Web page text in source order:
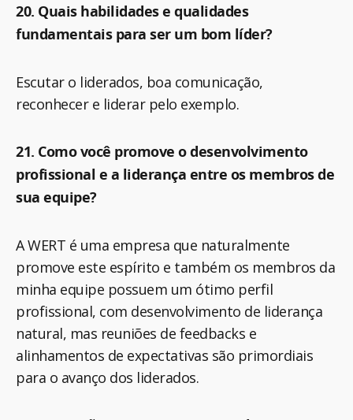
20. Quais habilidades e qualidades
fundamentais para ser um bom líder?
Escutar o liderados, boa comunicação,
reconhecer e liderar pelo exemplo.
21. Como você promove o desenvolvimento
profissional e a liderança entre os membros de
sua equipe?
A WERT é uma empresa que naturalmente
promove este espírito e também os membros da
minha equipe possuem um ótimo perfil
profissional, com desenvolvimento de liderança
natural, mas reuniões de feedbacks e
alinhamentos de expectativas são primordiais
para o avanço dos liderados.